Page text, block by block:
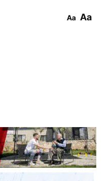
Aa Aa